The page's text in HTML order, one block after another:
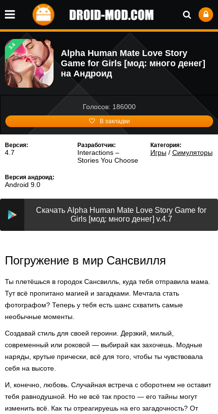
3.4
Alpha Human Mate Love Story
Game for Girls [мод: много денег]
на Андроид
Голосов: 186000
В закладки
Версия:
4.7
Разработчик:
Interactions –
Stories You Choose
Категория:
Игры/ Симуляторы
Версия андроид:
Android 9.0
Скачать Alpha Human Mate Love Story Game for
Girls [мод: много денег] v.4.7
Погружение в мир Сансвилля
Ты плетёшься в городок Сансвилль, куда тебя отправила мама.
Тут всё пропитано магией и загадками. Мечтала стать
фотографом? Теперь у тебя есть шанс схватить самые
необычные моменты.
Создавай стиль для своей героини. Дерзкий, милый,
современный или роковой — выбирай как захочешь. Модные
наряды, крутые прически, всё для того, чтобы ты чувствовала
себя на высоте.
И, конечно, любовь. Случайная встреча с оборотнем не оставит
тебя равнодушной. Но не всё так просто — его тайны могут
изменить всё. Как ты отреагируешь на его загадочность? От